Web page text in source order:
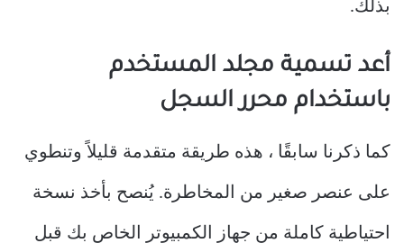
بذلك.
أعد تسمية مجلد المستخدم
باستخدام محرر السجل
كما ذكرنا سابقًا ، هذه طريقة متقدمة قليلاً وتنطوي
على عنصر صغير من المخاطرة. يُنصح بأخذ نسخة
احتياطية كاملة من جهاز الكمبيوتر الخاص بك قبل